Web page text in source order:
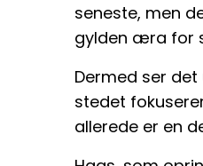
seneste, men
gylden æra for
Dermed ser
stedet
allerede er en